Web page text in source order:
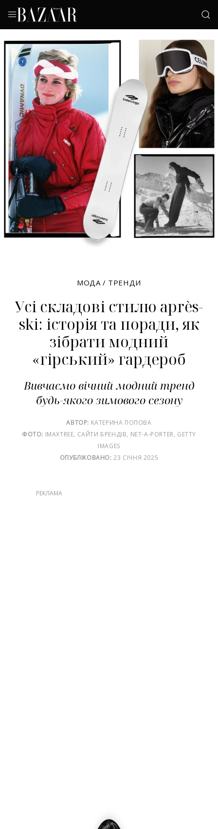
МОДА/ ТРЕНДИ
Усі складові стилю après-
ski: історія та поради, як
зібрати модний
«гірський» гардероб
Вивчаємо вічний модний тренд
будь-якого зимового сезону
АВТОР: КАТЕРИНА ПОПОВА
ФОТО: IMAXTREE, САЙТИ БРЕНДІВ, NET-A-PORTER, GETTY
IMAGES
ОПУБЛІКОВАНО: 23 СІЧНЯ 2025